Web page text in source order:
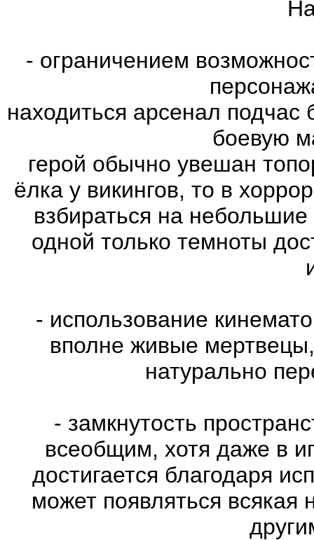
- ограничением
находиться арсенал
боевую
герой обычно увешан
ёлка у викингов, то в
взбираться на
одной только темноты
- использование
вполне живые
натурально
- замкнутость
всеобщим, хотя даже в
достигается благодаря
может появляться всякая